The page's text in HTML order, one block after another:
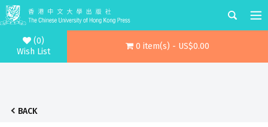
(0)
Wish List
0 item(s) - US$0.00
BACK